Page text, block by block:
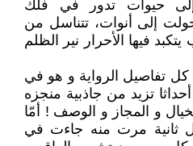
حيوات تدور في فلك
إلى أنوات، تتناسل من
فيها الأحرار نير الظلم
تفاصيل الرواية و هو في
تزيد من جاذبية منجزه
و المجاز و الوصف ! أمّا
ثانية مرت منه جاءت في